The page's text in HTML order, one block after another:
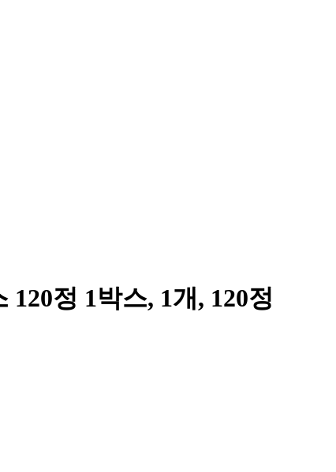
정 1박스, 1개, 120정